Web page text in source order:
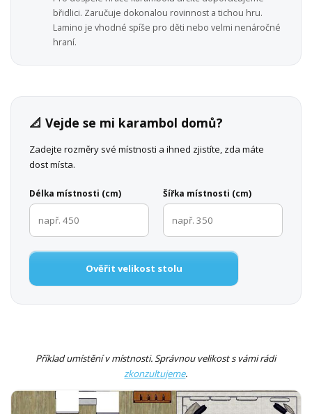
břidlici. Zaručuje dokonalou rovinnost a tichou hru.
Lamino je vhodné spíše pro děti nebo velmi nenáročné
hraní.
📐 Vejde se mi karambol domů?
Zadejte rozměry své místnosti a ihned zjistíte, zda máte
dost místa.
Délka místnosti (cm) Šířka místnosti (cm)
Ověřit velikost stolu
Příklad umístění v místnosti. Správnou velikost s vámi rádi
zkonzultujeme.